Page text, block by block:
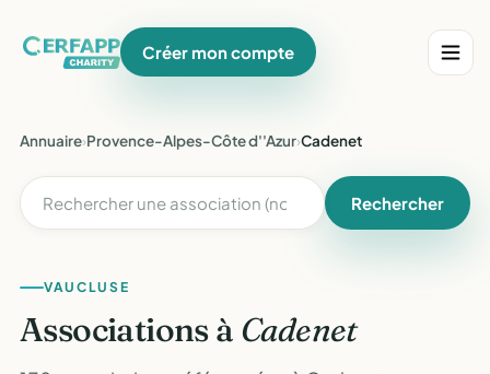
Créer mon compte
Annuaire›Provence-Alpes-Côte d''Azur›Cadenet
Rechercher
VAUCLUSE
Associations à Cadenet